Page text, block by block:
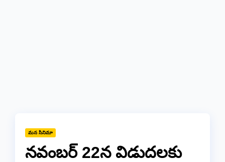
మన సినిమా
నవంబర్ 22న విడుదలకు